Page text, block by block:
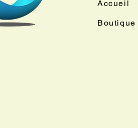
Accueil
Boutique